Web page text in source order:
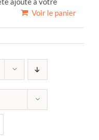
Voir le panier